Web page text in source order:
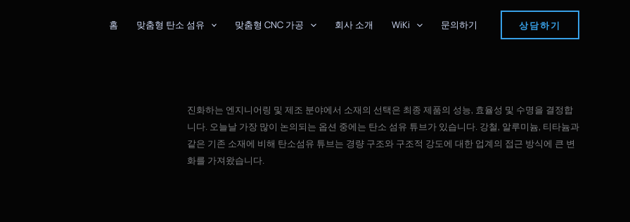
홈 맞춤형 탄소 섬유 맞춤형 CNC 가공 회사 소개 WiKi 문의하기 상담하기
진화하는 엔지니어링 및 제조 분야에서 소재의 선택은 최종 제품의 성능, 효율성 및 수명을 결정합
니다. 오늘날 가장 많이 논의되는 옵션 중에는 탄소 섬유 튜브가 있습니다. 강철, 알루미늄, 티타늄과
같은 기존 소재에 비해 탄소섬유 튜브는 경량 구조와 구조적 강도에 대한 업계의 접근 방식에 큰 변
화를 가져왔습니다.